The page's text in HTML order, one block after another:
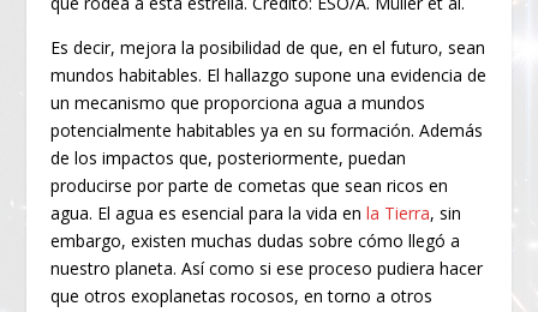
Es decir, mejora la posibilidad de que, en el futuro, sean
mundos habitables. El hallazgo supone una evidencia de
un mecanismo que proporciona agua a mundos
potencialmente habitables ya en su formación. Además
de los impactos que, posteriormente, puedan
producirse por parte de cometas que sean ricos en
agua. El agua es esencial para la vida enla Tierra, sin
embargo, existen muchas dudas sobre cómo llegó a
nuestro planeta. Así como si ese proceso pudiera hacer
que otros exoplanetas rocosos, en torno a otros